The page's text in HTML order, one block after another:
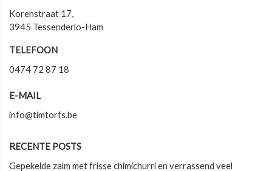
Korenstraat 17,
3945 Tessenderlo-Ham
TELEFOON
0474 72 87 18
E-MAIL
info@timtorfs.be
RECENTE POSTS
Gepekelde zalm met frisse chimichurri en verrassend veel